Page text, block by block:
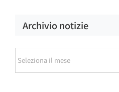
Archivio notizie
Archivio
notizie